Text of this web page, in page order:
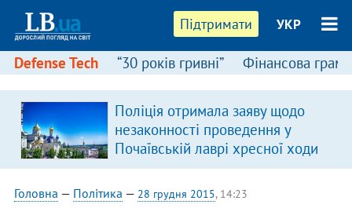
Підтримати УКР
Defense Tech “30 років гривні” Фінансова
Поліція отримала заяву щодо
незаконності проведення у
Почаївській лаврі хресної ходи
Головна — Політика — 28 грудня 2015, 14:23